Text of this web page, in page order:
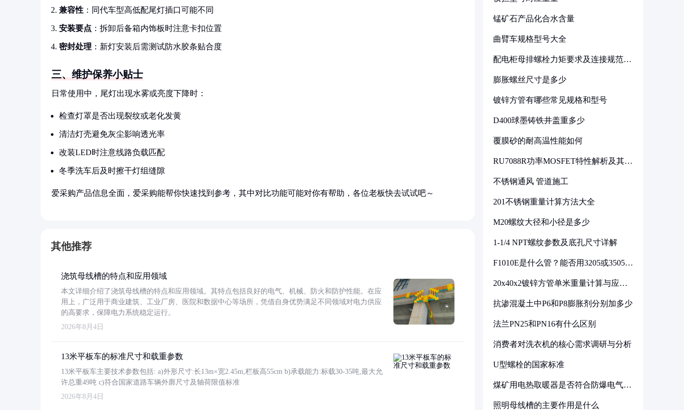
兼容性 ：同代车型高低配尾灯插口可能不同
安装要点 ：拆卸后备箱内饰板时注意卡扣位置
密封处理 ：新灯安装后需测试防水胶条贴合度
三、维护保养小贴士
日常使用中，尾灯出现水雾或亮度下降时：
检查灯罩是否出现裂纹或老化发黄
清洁灯壳避免灰尘影响透光率
改装LED时注意线路负载匹配
冬季洗车后及时擦干灯组缝隙
爱采购产品信息全面，爱采购能帮你快速找到参考，其中对比功能可能对你有帮助，各位老板快去试试吧～
其他推荐
浇筑母线槽的特点和应用领域
本文详细介绍了浇筑母线槽的特点和应用领域。其特点包括良好的电气、机械、防火和防护性能。在应
用上，广泛用于商业建筑、工业厂房、医院和数据中心等场所，凭借自身优势满足不同领域对电力供应
的高要求，保障电力系统稳定运行。
2026年8月4日
13米平板车的标准尺寸和载重参数
13米平板车主要技术参数包括: a)外形尺寸:长13m×宽2.45m,栏板高55cm b)承载能力:标载30-35吨,最大允
许总重49吨 c)符合国家道路车辆外廓尺寸及轴荷限值标准
2026年8月4日
锰矿石产品化合水含量
曲臂车规格型号大全
配电柜母排螺栓力矩要求及连接规范详
膨胀螺丝尺寸是多少
镀锌方管有哪些常见规格和型号
D400球墨铸铁井盖重多少
覆膜砂的耐高温性能如何
RU7088R功率MOSFET特性解析及其在
不锈钢通风 管道施工
201不锈钢重量计算方法大全
M20螺纹大径和小径是多少
1-1/4 NPT螺纹参数及底孔尺寸详解
F1010E是什么管？能否用3205或3505代
20x40x2镀锌方管单米重量计算与应用
抗渗混凝土中P6和P8膨胀剂分别加多少
法兰PN25和PN16有什么区别
消费者对洗衣机的核心需求调研与分析
U型螺栓的国家标准
煤矿用电热取暖器是否符合防爆电气设
照明母线槽的主要作用是什么